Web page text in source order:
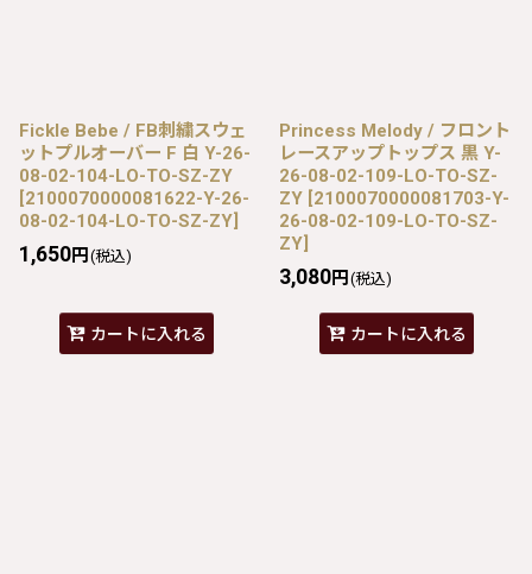
Fickle Bebe / FB刺繍スウェ
ットプルオーバー F 白 Y-26-
08-02-104-LO-TO-SZ-ZY
[2100070000081622-Y-26-
08-02-104-LO-TO-SZ-ZY]
1,650円 (税込)
カートに入れる
Princess Melody / フロント
レースアップトップス 黒 Y-
26-08-02-109-LO-TO-SZ-
ZY [2100070000081703-Y-
26-08-02-109-LO-TO-SZ-
ZY]
3,080円 (税込)
カートに入れる